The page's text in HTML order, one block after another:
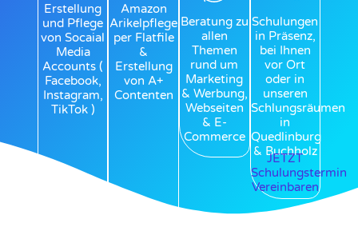
Erstellung
und Pflege
von Socaial
Media
Accounts (
Facebook,
Instagram,
TikTok )​
Amazon
Arikelpflege
per Flatfile
&
Erstellung
von A+
Contenten​
Beratung zu
allen
Themen
rund um
Marketing
& Werbung,
Webseiten
& E-
Commerce​
Schulungen
in Präsenz,
bei Ihnen
vor Ort
oder in
unseren
Schlungsräumen
in
Quedlinburg
& Buchholz
JETZT
Schulungstermin
Vereinbaren